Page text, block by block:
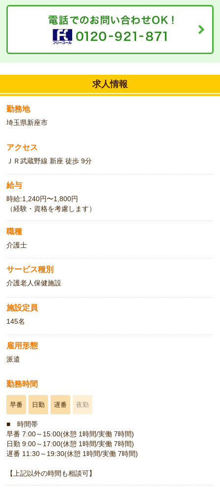
求人情報
勤務地
埼玉県新座市
アクセス
ＪＲ武蔵野線 新座 徒歩 9分
給与
時給:1,240円〜1,800円
（経験・資格を考慮します）
職種
介護士
サービス種別
介護老人保健施設
施設定員
145名
雇用形態
派遣
勤務時間
早番 日勤 遅番 夜勤
■ 時間帯
早番 7:00～15:00(休憩 1時間/実働 7時間)
日勤 9:00～17:00(休憩 1時間/実働 7時間)
遅番 11:30～19:30(休憩 1時間/実働 7時間)
【上記以外の時間も相談可】